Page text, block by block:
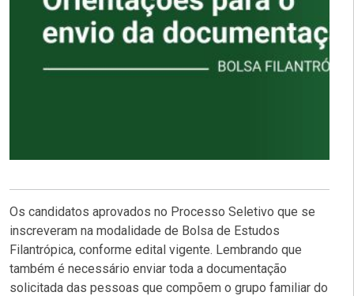
Os candidatos aprovados no Processo Seletivo que se
inscreveram na modalidade de Bolsa de Estudos
Filantrópica, conforme edital vigente. Lembrando que
também é necessário enviar toda a documentação
solicitada das pessoas que compõem o grupo familiar do